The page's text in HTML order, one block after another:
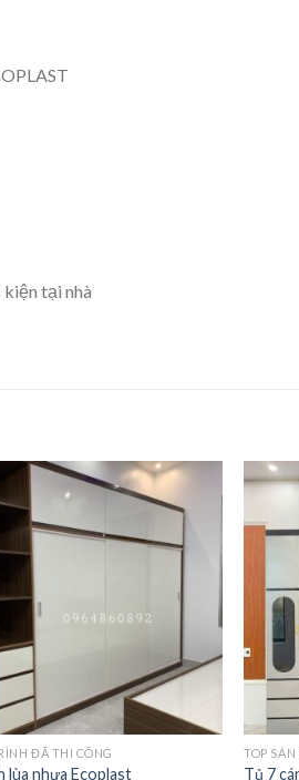
kiện tại nhà
ĐÃ THI CÔNG
lùa nhựa Ecoplast
TOP
Tủ 7